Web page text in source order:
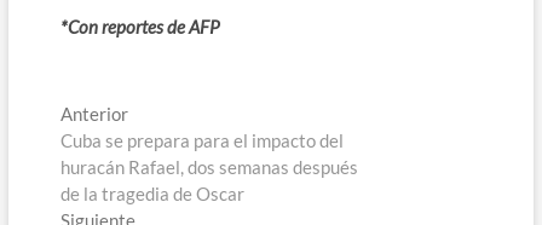
*Con reportes de AFP
Navegación
de
entradas
AnteriorEntrada
anterior:
Cuba se prepara para el impacto del
huracán Rafael, dos semanas después
de la tragedia de Oscar
SiguienteEntrada